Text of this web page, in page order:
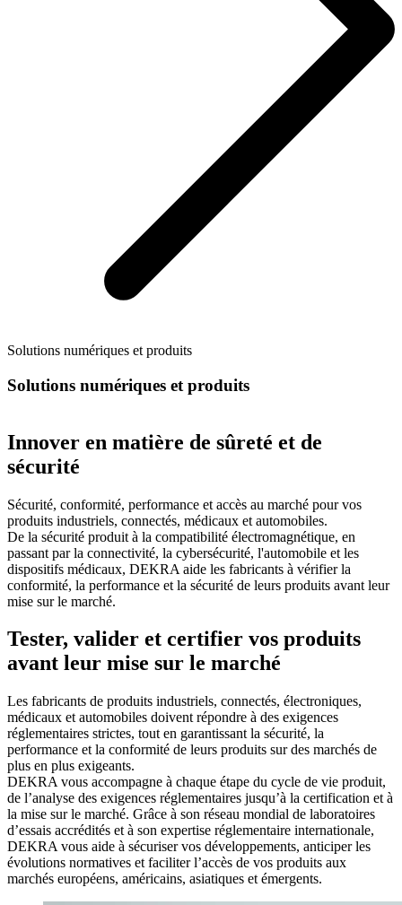
Solutions numériques et produits
Solutions numériques et produits
Innover en matière de sûreté et de
sécurité
Sécurité, conformité, performance et accès au marché pour vos
produits industriels, connectés, médicaux et automobiles.
De la sécurité produit à la compatibilité électromagnétique, en
passant par la connectivité, la cybersécurité, l'automobile et les
dispositifs médicaux, DEKRA aide les fabricants à vérifier la
conformité, la performance et la sécurité de leurs produits avant leur
mise sur le marché.
Tester, valider et certifier vos produits
avant leur mise sur le marché
Les fabricants de produits industriels, connectés, électroniques,
médicaux et automobiles doivent répondre à des exigences
réglementaires strictes, tout en garantissant la sécurité, la
performance et la conformité de leurs produits sur des marchés de
plus en plus exigeants.
DEKRA vous accompagne à chaque étape du cycle de vie produit,
de l’analyse des exigences réglementaires jusqu’à la certification et à
la mise sur le marché. Grâce à son réseau mondial de laboratoires
d’essais accrédités et à son expertise réglementaire internationale,
DEKRA vous aide à sécuriser vos développements, anticiper les
évolutions normatives et faciliter l’accès de vos produits aux
marchés européens, américains, asiatiques et émergents.